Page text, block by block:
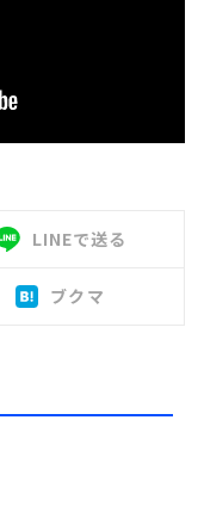
LINEで送る
ブクマ